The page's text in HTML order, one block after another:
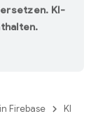
KI-
Firebase KI